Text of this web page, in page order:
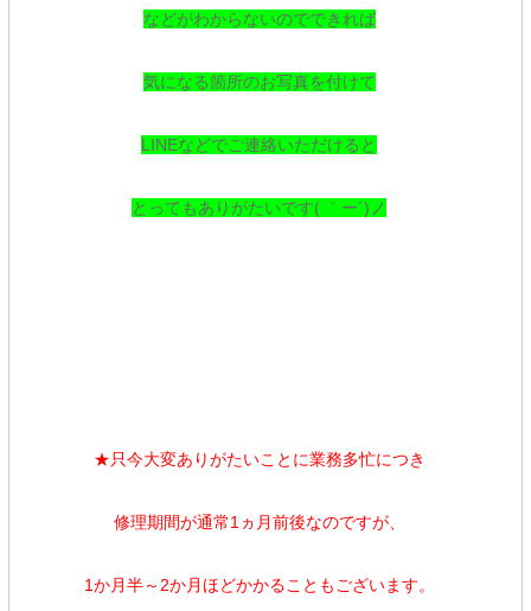
などがわからないのでできれば
気になる箇所のお写真を付けて
LINEなどでご連絡いただけると
とってもありがたいです( ｀ー´)ノ
★只今大変ありがたいことに業務多忙につき
修理期間が通常1ヵ月前後なのですが、
1か月半～2か月ほどかかることもございます。